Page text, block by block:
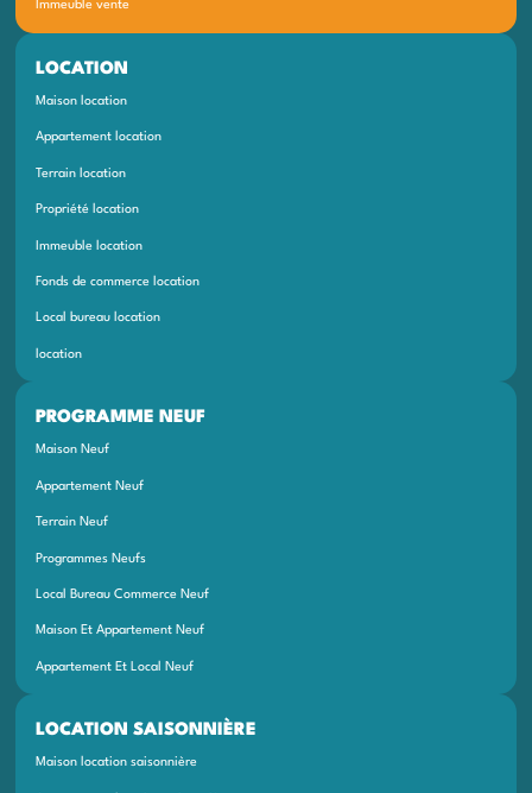
Immeuble vente
LOCATION
Maison location
Appartement location
Terrain location
Local bureau location
location
Propriété location
Immeuble location
Fonds de commerce location
PROGRAMME NEUF
Programmes Neufs
Appartement Neuf
Maison Neuf
Local Bureau Commerce Neuf
Terrain Neuf
Maison Et Appartement Neuf
Appartement Et Local Neuf
LOCATION SAISONNIÈRE
Maison location saisonnière